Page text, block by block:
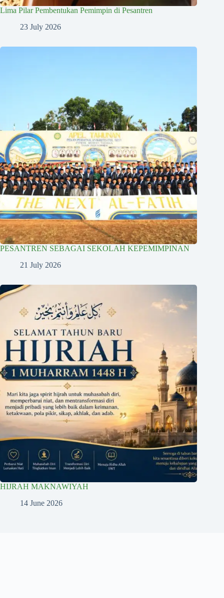
Lima Pilar Pembentukan Pemimpin di Pesantren
23 July 2026
PESANTREN SEBAGAI SEKOLAH KEPEMIMPINAN
21 July 2026
HIJRAH MAKNAWIYAH
14 June 2026